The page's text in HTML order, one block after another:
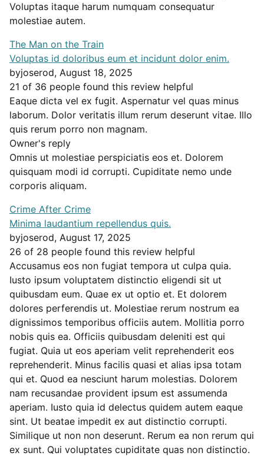
Voluptas itaque harum numquam consequatur
molestiae autem.
The Man on the Train
Voluptas id doloribus eum et incidunt dolor enim.
byjoserod, August 18, 2025
21 of 36 people found this review helpful
Eaque dicta vel ex fugit. Aspernatur vel quas minus
laborum. Dolor veritatis illum rerum deserunt vitae. Illo
quis rerum porro non magnam.
Owner's reply
Omnis ut molestiae perspiciatis eos et. Dolorem
quisquam modi id corrupti. Cupiditate nemo unde
corporis aliquam.
Crime After Crime
Minima laudantium repellendus quis.
byjoserod, August 17, 2025
26 of 28 people found this review helpful
Accusamus eos non fugiat tempora ut culpa quia.
Iusto ipsum voluptatem distinctio eligendi sit ut
quibusdam eum. Quae ex ut optio et. Et dolorem
dolores perferendis ut. Molestiae rerum nostrum ea
dignissimos temporibus officiis autem. Mollitia porro
nobis quis ea. Officiis quibusdam deleniti est qui
fugiat. Quia ut eos aperiam velit reprehenderit eos
reprehenderit. Minus facilis quasi et alias ipsa totam
qui et. Quod ea nesciunt harum molestias. Dolorem
nam recusandae provident ipsum est assumenda
aperiam. Iusto quia id delectus quidem autem eaque
sint. Ut beatae impedit ex aut distinctio corrupti.
Similique ut non non deserunt. Rerum ea non rerum qui
ex sunt. Qui voluptates cupiditate quas non distinctio.